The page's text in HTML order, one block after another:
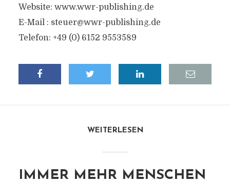
Website: www.wwr-publishing.de
E-Mail : steuer@wwr-publishing.de
Telefon: +49 (0) 6152 9553589
WEITERLESEN
IMMER MEHR MENSCHEN